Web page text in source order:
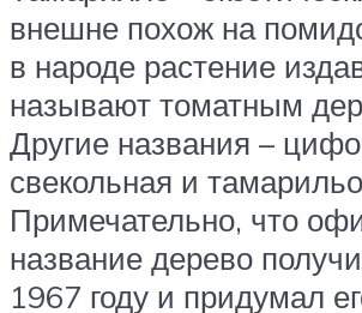
внешне похож на
в народе растение
называют томатным
Другие названия –
свекольная и
Примечательно, что
название дерево
1967 году и придумал